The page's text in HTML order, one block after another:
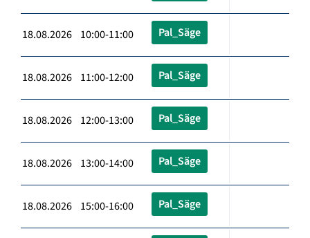
18.08.2026 10:00-11:00 Pal_Säge
18.08.2026 11:00-12:00 Pal_Säge
18.08.2026 12:00-13:00 Pal_Säge
18.08.2026 13:00-14:00 Pal_Säge
18.08.2026 15:00-16:00 Pal_Säge